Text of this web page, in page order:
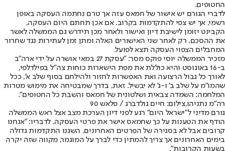
החטופים.
לדברי הגורם יש אישור של חמאס עזה אך טרם נחתמה העסקה באופן
רשמי, אך יש צפי להתקדמות בקרוב. אם אכן תחתם היום העסקה,
הקבינט יזומן לישיבת דיון ואישור ולאחר מכן תידרש גם הממשלה לאשר
את ההסכם. רק לאחר שני האישורים האלה ומתן זמן לעתירות נגד שחרור
המחבלים הצפוי העסקה תצא לפועל.
מזכיר הממשלה יוסי פוקס מסר: "‏עסקת 27 במאי אושרה על ידי ארה"ב
ב-16 באוגוסט והיא כוללת את מפת הישארות כוחות צה"ל בפילדלפי,
לאורך כל גבול הרצועה ואת האפשרות לחזור ולהילחם בסוף שלב א', ככל
שהמו"מ על שלב ב' ו-ג' לא יבשיל. זאת, בדרך שמבטיחה את מימוש מטרות
המלחמה: השמדה צבאית ושלטונית של חמאס והשבת כל החטופים".
רה"מ נתניהו,צילום: חיים גולדברג / פלאש 90
גורם מדיני ל"ישראל היום" רגע לפני דיון הערכת מצב אצל ראש הממשלה
הודף את הטענות על כך שחמאס אישר את פרטי העסקה. לדבריו: "אנחנו
קרובים אבל לא בסגירה של הפרטים האחרונים. השגנו התקדמות גדולה
בימים האחרונים אך צריך להמתין כדי לברך על המוגמר, מקווה שזה יקרה
בשעות הקרובות".